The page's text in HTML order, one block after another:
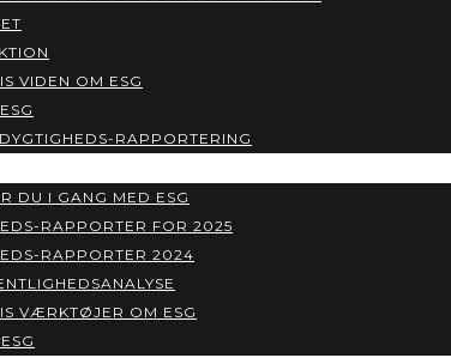
VIDEN OM ESG
RAPPORTERING
DU I GANG MED ESG
RAPPORTER FOR 2025
RAPPORTER 2024
VÆRKTØJER OM ESG